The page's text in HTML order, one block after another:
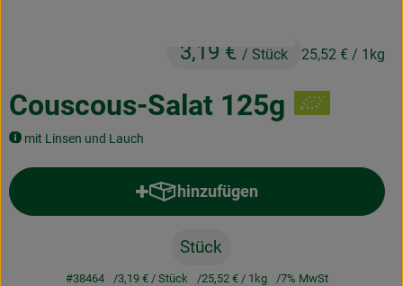
Über uns
Infos
Geschäftskunden
Couscous-Salat 125g
mit Linsen und Lauch
3,19 € / Stück 25,52 € / 1kg
hinzufügen
Produkt zum Warenkorb
Stück
#38464 3,19 € / Stück 25,52 € / 1kg 7% MwSt